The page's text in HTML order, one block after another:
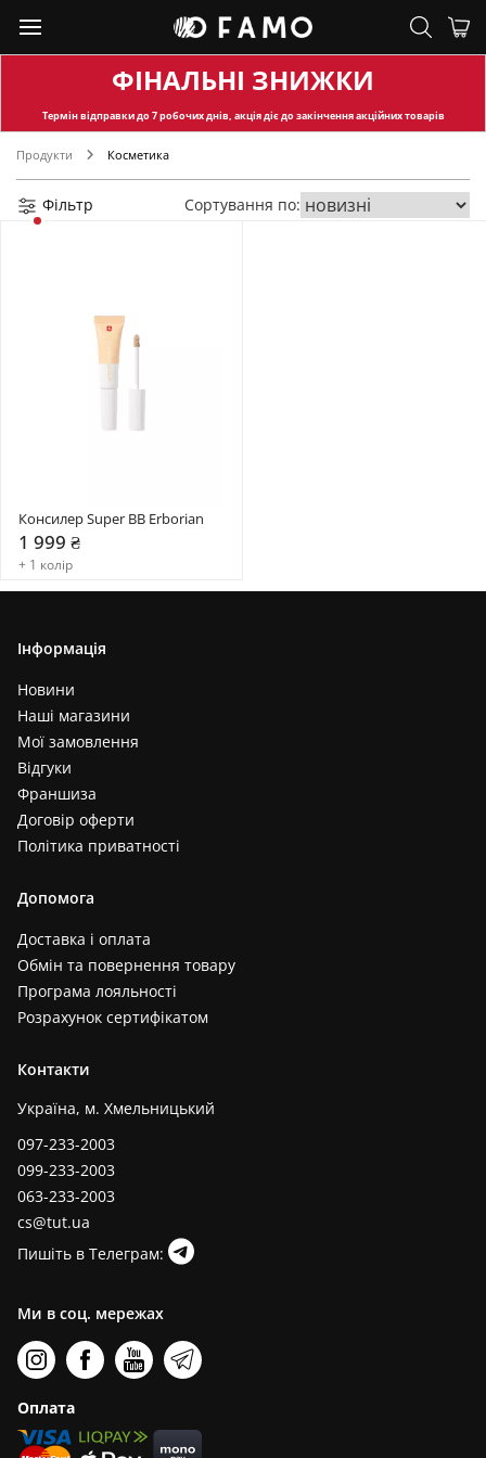
ФІНАЛЬНІ ЗНИЖКИ
Термін відправкидо 7 робочих днів, акція діє до закінчення акційних товарів
Продукти Косметика
Фільтр Сортування по:
Консилер Super BB Erborian
1 999 ₴
+ 1 колір
Інформація
Новини
Наші магазини
Мої замовлення
Відгуки
Франшиза
Договір оферти
Політика приватності
Допомога
Доставка і оплата
Обмін та повернення товару
Програма лояльності
Розрахунок сертифікатом
Контакти
Україна, м. Хмельницький
097-233-2003
099-233-2003
063-233-2003
cs@tut.ua
Пишіть в Телеграм:
Ми в соц. мережах
Оплата